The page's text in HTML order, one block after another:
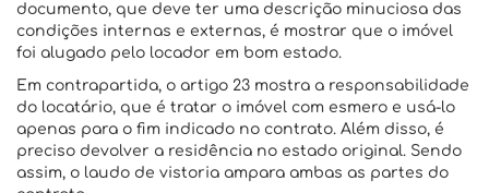
documento, que deve ter uma descrição minuciosa das
condições internas e externas, é mostrar que o imóvel
foi alugado pelo locador em bom estado.
Em contrapartida, o artigo 23 mostra a responsabilidade
do locatário, que é tratar o imóvel com esmero e usá-lo
apenas para o fim indicado no contrato. Além disso, é
preciso devolver a residência no estado original. Sendo
assim, o laudo de vistoria ampara ambas as partes do